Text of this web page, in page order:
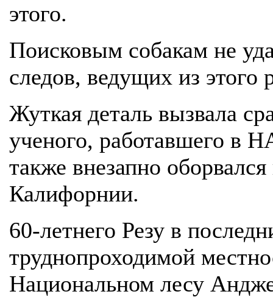
этого.
Поисковым собакам не
следов, ведущих из этого
Жуткая деталь вызвала
ученого, работавшего в
также внезапно
Калифорнии.
60-летнего Резу в
труднопроходимой
Национальном лесу